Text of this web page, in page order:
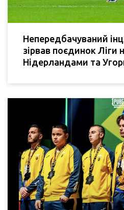
Непередбачуваний
зірвав поєдинок Ліги
Нідерландами та